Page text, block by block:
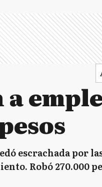
escrachada por
Robó 270.000